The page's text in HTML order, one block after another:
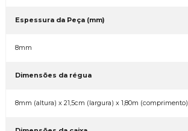
Espessura da Peça (mm)
8mm
Dimensões da régua
8mm (altura) x 21,5cm (largura) x 1,80m (comprimento)